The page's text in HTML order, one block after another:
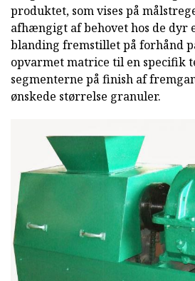
produktet, som vises på
afhængigt af behovet hos de
blanding fremstillet på forhånd
opvarmet matrice til en specifik
segmenterne på finish af
ønskede størrelse granuler.